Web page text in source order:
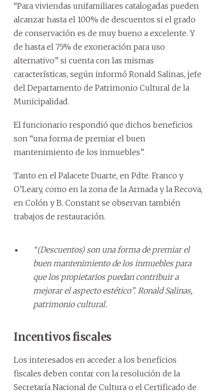
“Para viviendas unifamiliares catalogadas pueden
alcanzar hasta el 100% de descuentos si el grado
de conservación es de muy bueno a excelente. Y
de hasta el 75% de exoneración para uso
alternativo” si cuenta con las mismas
características, según informó Ronald Salinas, jefe
del Departamento de Patrimonio Cultural de la
Municipalidad.
El funcionario respondió que dichos beneficios
son “una forma de premiar el buen
mantenimiento de los inmuebles”.
Tanto en el Palacete Duarte, en Pdte. Franco y
O’Leary, como en la zona de la Armada y la Recova,
en Colón y B. Constant se observan también
trabajos de restauración.
“(Descuentos) son una forma de premiar el
buen mantenimiento de los inmuebles para
que los propietarios puedan contribuir a
mejorar el aspecto estético”. Ronald Salinas,
patrimonio cultural.
Incentivos fiscales
Los interesados en acceder a los beneficios
fiscales deben contar con la resolución de la
Secretaría Nacional de Cultura o el Certificado de